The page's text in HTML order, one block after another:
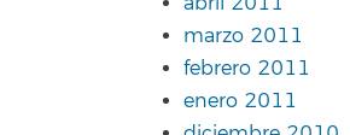
marzo 2011
febrero 2011
enero 2011